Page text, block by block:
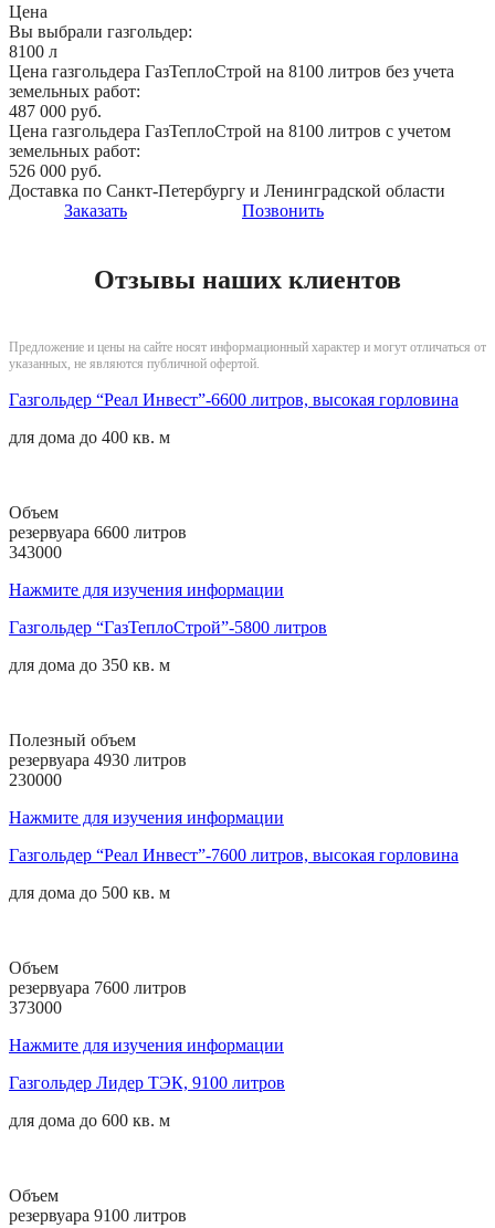
Цена
Вы выбрали газгольдер:
8100 л
Цена газгольдера ГазТеплоСтрой на 8100 литров без учета
земельных работ:
487 000 руб.
Цена газгольдера ГазТеплоСтрой на 8100 литров с учетом
земельных работ:
526 000 руб.
Доставка по Санкт-Петербургу и Ленинградской области
Заказать
Позвонить
Отзывы наших клиентов
Предложение и цены на сайте носят информационный характер и могут отличаться от
указанных, не являются публичной офертой.
Газгольдер “Реал Инвест”-6600 литров, высокая горловина
для дома до 400 кв. м
Объем
резервуара 6600 литров
343000
Нажмите для изучения информации
Газгольдер “ГазТеплоСтрой”-5800 литров
для дома до 350 кв. м
Полезный объем
резервуара 4930 литров
230000
Нажмите для изучения информации
Газгольдер “Реал Инвест”-7600 литров, высокая горловина
для дома до 500 кв. м
Объем
резервуара 7600 литров
373000
Нажмите для изучения информации
Газгольдер Лидер ТЭК, 9100 литров
для дома до 600 кв. м
Объем
резервуара 9100 литров